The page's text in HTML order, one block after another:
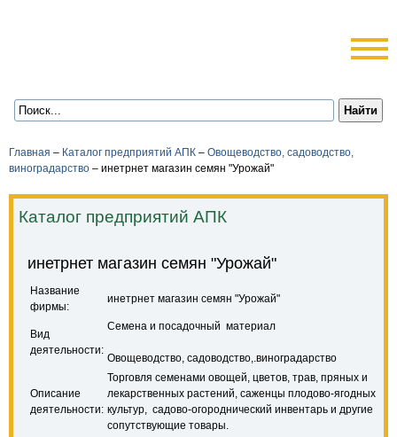
Главная – Каталог предприятий АПК – Овощеводство, садоводство,
виноградарство – инетрнет магазин семян "Урожай"
Каталог предприятий АПК
инетрнет магазин семян "Урожай"
Название
фирмы:
инетрнет магазин семян "Урожай"
Вид
деятельности:
Семена и посадочный материал
Овощеводство, садоводство,.виноградарство
Описание
деятельности:
Торговля семенами овощей, цветов, трав, пряных и
лекарственных растений, саженцы плодово-ягодных
культур, садово-огороднический инвентарь и другие
сопутствующие товары.